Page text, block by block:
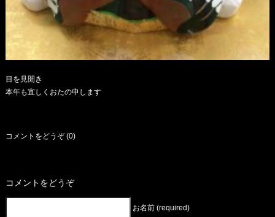
目を見開き
本年も宜しくおたの申します
コメントをどうぞ (0)
コメントをどうぞ
お名前 (required)